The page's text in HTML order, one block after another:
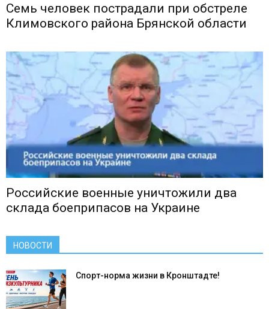
Семь человек пострадали при обстреле
Климовского района Брянской области
Российские военные уничтожили два
склада боеприпасов на Украине
НОВОСТИ
Спорт-норма жизни в Кронштадте!